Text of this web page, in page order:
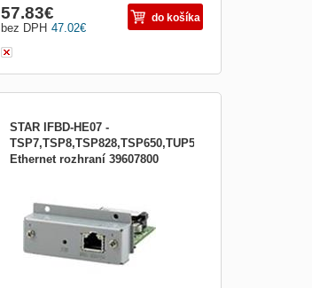
47.02€
bez DPH
57.83€ do košíka
STAR IFBD-HE07 -
TSP7,TSP8,TSP828,TSP650,TUP500,TCP3,4-
Ethernet rozhraní 39607800
TSP650, TUP500, TCP300/400